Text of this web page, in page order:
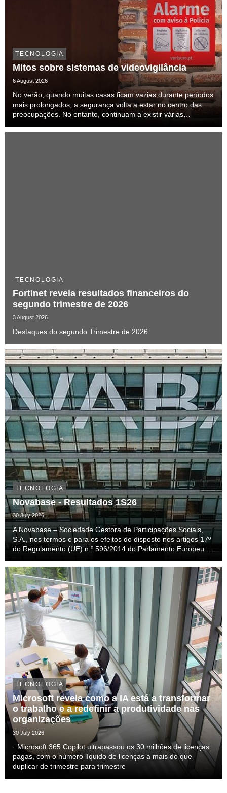
TECNOLOGIA
Mitos sobre sistemas de videovigilância
6 August 2026
No verão, quando muitas casas ficam vazias durante períodos
mais prolongados, a segurança volta a estar no centro das
preocupações. No entanto, continuam a existir várias
algumas delas alimentadas por conteúdos nas...
TECNOLOGIA
Fortinet revela resultados financeiros do
segundo trimestre de 2026
3 August 2026
Destaques do segundo Trimestre de 2026
TECNOLOGIA
Novabase - Resultados 1S26
30 July 2026
A Novabase – Sociedade Gestora de Participações Sociais,
S.A., nos termos e para os efeitos do disposto nos artigos 17º
do Regulamento (UE) n.º 596/2014 do Parlamento Europeu e
Mobiliários, divulga hoje ao mercado os ...
TECNOLOGIA
Microsoft revela como a IA está a transformar
o trabalho e a redefinir a produtividade nas
organizações
30 July 2026
· Microsoft 365 Copilot ultrapassou os 30 milhões de licenças
pagas, com o número líquido de licenças a mais do que
duplicar de trimestre para trimestre